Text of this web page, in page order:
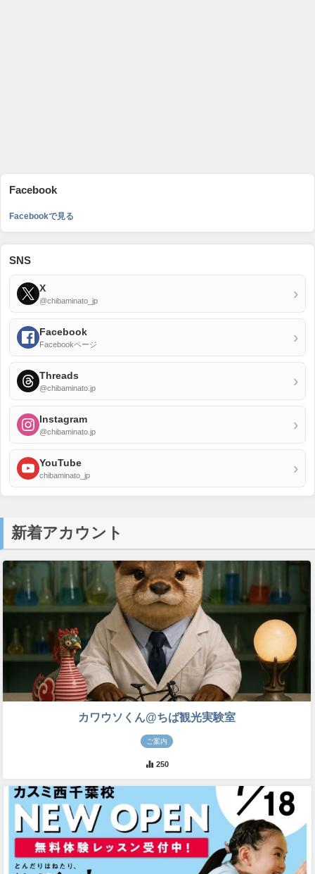
Facebook
Facebookで見る
SNS
X
@chibaminato_jp ›
Facebook
Facebookページ ›
Threads
@chibaminato.jp ›
Instagram
@chibaminato.jp ›
YouTube
chibaminato_jp ›
新着アカウント
カワウソくん@ちば観光実験室
ご案内
250